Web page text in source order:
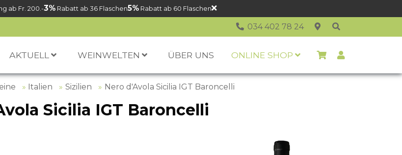
ab Fr. 200.-3%Rabatt ab 36 Flaschen5%Rabatt ab 60 Flaschen
034 402 78 24
AKTUELL WEINWELTEN ÜBER UNS ONLINE SHOP
Italien Sizilien Nero d'Avola Sicilia IGT Baroncelli
Sicilia IGT Baroncelli